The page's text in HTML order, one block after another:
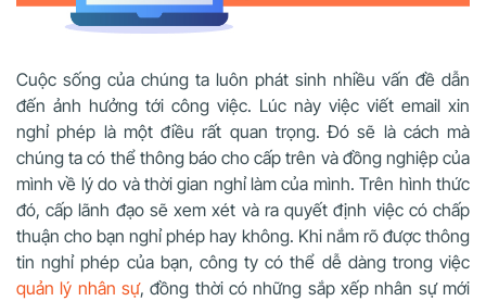
Cuộc sống của chúng ta luôn phát sinh nhiều vấn đề dẫn
đến ảnh hưởng tới công việc. Lúc này việc viết email xin
nghỉ phép là một điều rất quan trọng. Đó sẽ là cách mà
chúng ta có thể thông báo cho cấp trên và đồng nghiệp của
mình về lý do và thời gian nghỉ làm của mình. Trên hình thức
đó, cấp lãnh đạo sẽ xem xét và ra quyết định việc có chấp
thuận cho bạn nghỉ phép hay không. Khi nắm rõ được thông
tin nghỉ phép của bạn, công ty có thể dễ dàng trong việc
quản lý nhân sự, đồng thời có những sắp xếp nhân sự mới